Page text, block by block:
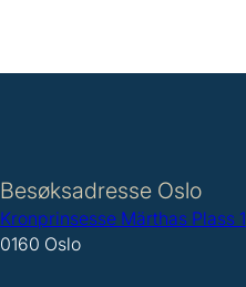
Besøksadresse Oslo
Kronprinsesse Märthas Plass 1
0160 Oslo